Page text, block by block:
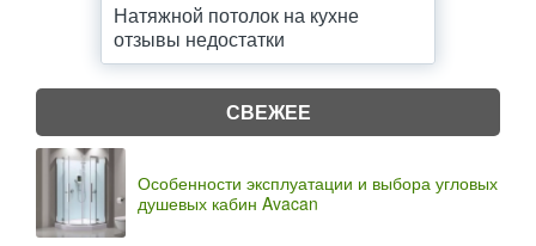
Натяжной потолок на кухне
отзывы недостатки
СВЕЖЕЕ
Особенности эксплуатации и выбора угловых
душевых кабин Avacan